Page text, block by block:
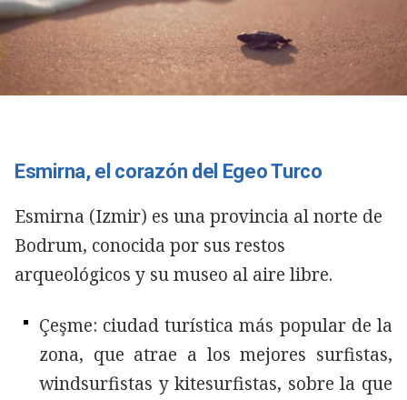
Esmirna, el corazón del Egeo Turco
Esmirna (Izmir) es una provincia al norte de
Bodrum, conocida por sus restos
arqueológicos y su museo al aire libre.
Çeşme: ciudad turística más popular de la
zona, que atrae a los mejores surfistas,
windsurfistas y kitesurfistas, sobre la que